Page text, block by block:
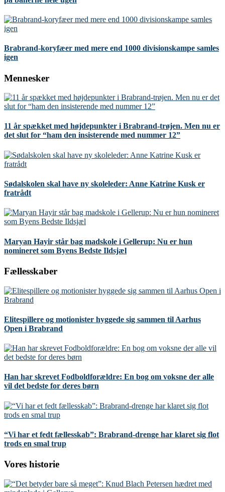
Brabrand-koryfæer med mere end 1000 divisionskampe samles
igen
Mennesker
11 år spækket med højdepunkter i Brabrand-trøjen. Men nu er
det slut for “ham den insisterende med nummer 12”
Sødalskolen skal have ny skoleleder: Anne Katrine Kusk er
fratrådt
Maryan Hayir står bag madskole i Gellerup: Nu er hun
nomineret som Byens Bedste Ildsjæl
Fællesskaber
Elitespillere og motionister hyggede sig sammen til Aarhus
Open i Brabrand
Han har skrevet Fodboldforældre: En bog om voksne der alle
vil det bedste for deres børn
“Vi har et fedt fællesskab”: Brabrand-drenge har klaret sig flot
trods en smal trup
Vores historie